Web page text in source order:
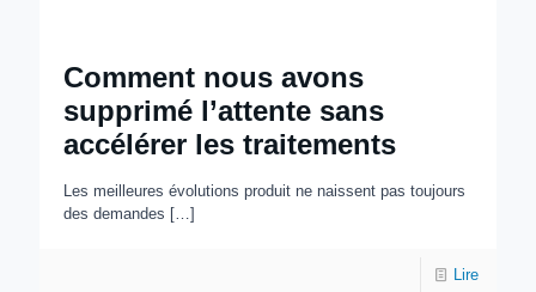
Comment nous avons
supprimé l’attente sans
accélérer les traitements
Les meilleures évolutions produit ne naissent pas toujours
des demandes […]
Lire